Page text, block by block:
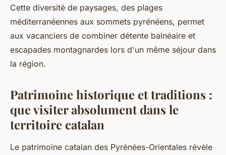
Cette diversité de paysages, des plages
méditerranéennes aux sommets pyrénéens, permet
aux vacanciers de combiner détente balnéaire et
escapades montagnardes lors d'un même séjour dans
la région.
Patrimoine historique et traditions :
que visiter absolument dans le
territoire catalan
Le patrimoine catalan des Pyrénées-Orientales révèle